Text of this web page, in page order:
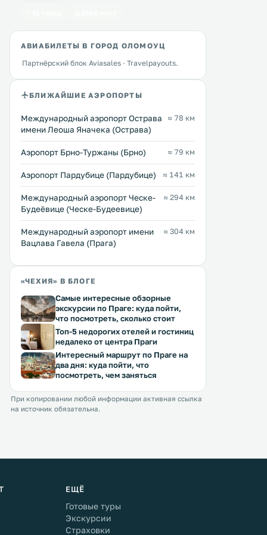
АВИАБИЛЕТЫ В ГОРОД ОЛОМОУЦ
Партнёрский блок Aviasales · Travelpayouts.
БЛИЖАЙШИЕ АЭРОПОРТЫ
Международный аэропорт Острава
имени Леоша Яначека (Острава)
≈ 78 км
Аэропорт Брно-Туржаны (Брно) ≈ 79 км
Аэропорт Пардубице (Пардубице) ≈ 141 км
Международный аэропорт Ческе-
Будеёвице (Ческе-Будеевице)
≈ 294 км
Международный аэропорт имени
Вацлава Гавела (Прага)
≈ 304 км
«ЧЕХИЯ» В БЛОГЕ
Самые интересные обзорные
экскурсии по Праге: куда пойти,
что посмотреть, сколько стоит
Топ-5 недорогих отелей и гостиниц
недалеко от центра Праги
Интересный маршрут по Праге на
два дня: куда пойти, что
посмотреть, чем заняться
При копировании любой информации активная ссылка
на источник обязательна.
ЕЩЁ
Готовые туры
Экскурсии
Страховки